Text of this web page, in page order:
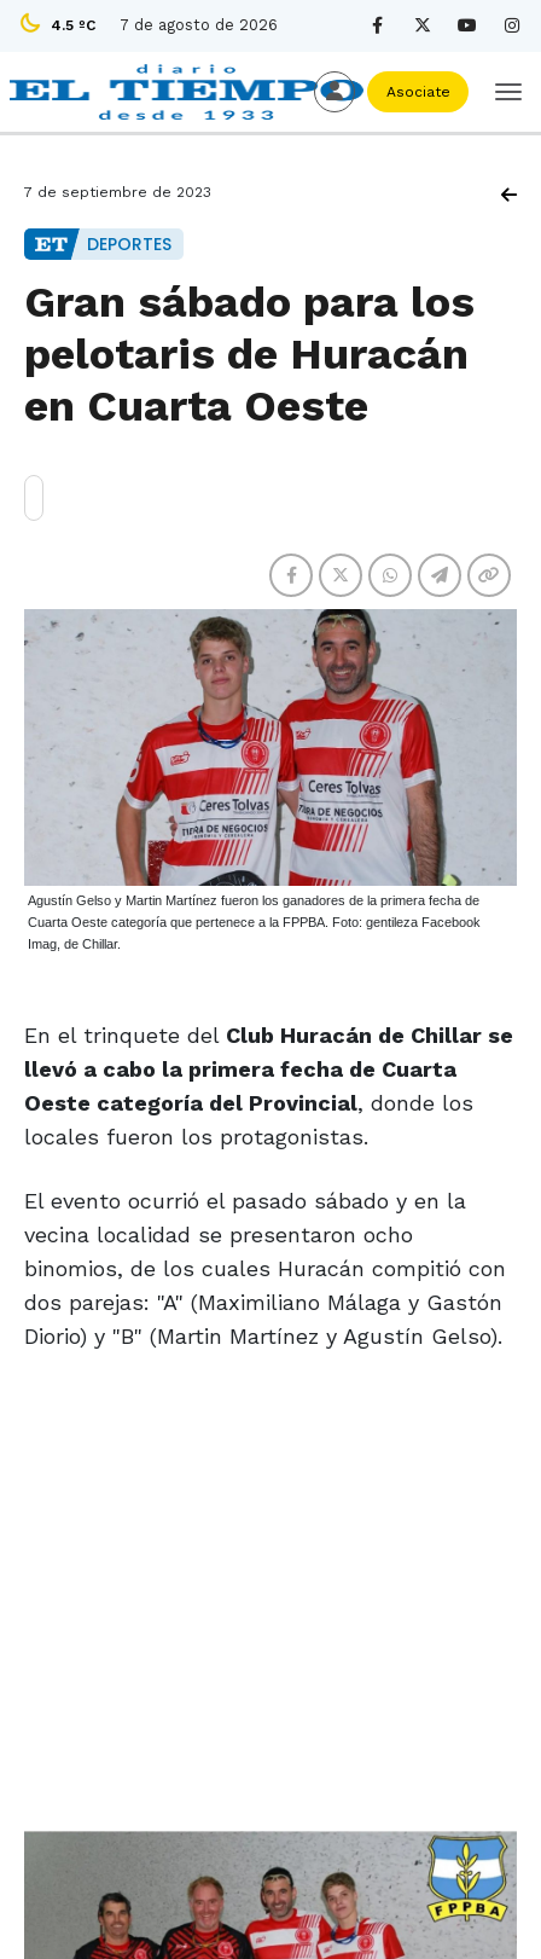
4.5 ºC 7 de agosto de 2026
Asociate
7 de septiembre de 2023
DEPORTES
Gran sábado para los
pelotaris de Huracán
en Cuarta Oeste
Agustín Gelso y Martin Martínez fueron los ganadores de la primera fecha de
Cuarta Oeste categoría que pertenece a la FPPBA. Foto: gentileza Facebook
Imag, de Chillar.
En el trinquete del Club Huracán de Chillar se
llevó a cabo la primera fecha de Cuarta
Oeste categoría del Provincial, donde los
locales fueron los protagonistas.
El evento ocurrió el pasado sábado y en la
vecina localidad se presentaron ocho
binomios, de los cuales Huracán compitió con
dos parejas: "A" (Maximiliano Málaga y Gastón
Diorio) y "B" (Martin Martínez y Agustín Gelso).